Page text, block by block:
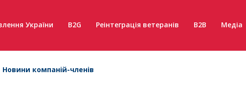
України B2G Реінтеграція ветеранів B2B Медіа
Новини компаній-членів